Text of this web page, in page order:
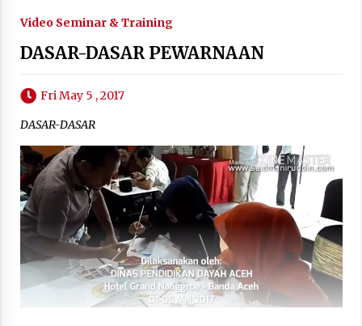
Video Seminar & Training
DASAR-DASAR PEWARNAAN
Fri May 5 , 2017
DASAR-DASAR